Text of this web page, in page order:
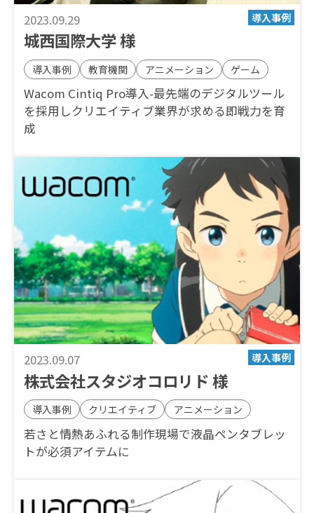
2023.09.29
城西国際大学 様
導入事例 教育機関 アニメーション ゲーム
Wacom Cintiq Pro導入-最先端のデジタルツール
を採用しクリエイティブ業界が求める即戦力を育
成
2023.09.07
株式会社スタジオコロリド 様
導入事例 クリエイティブ アニメーション
若さと情熱あふれる制作現場で液晶ペンタブレッ
トが必須アイテムに